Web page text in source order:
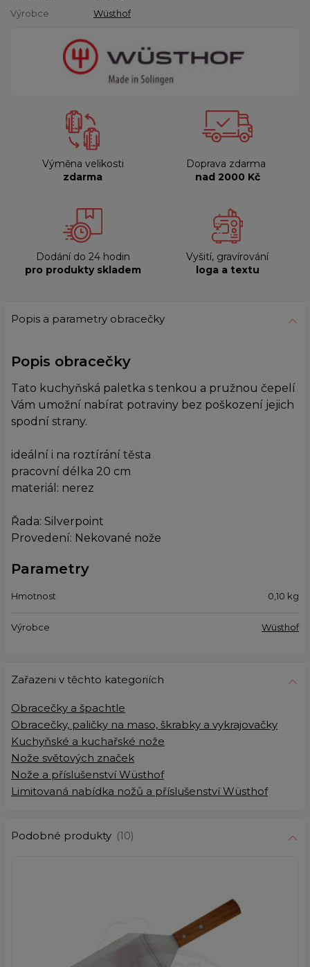
Výrobce
Wüsthof
Výměna velikosti
zdarma
Doprava zdarma
nad 2000 Kč
Dodání do 24 hodin
pro produkty skladem
Vyšití, gravírování
loga a textu
Popis a parametry obracečky
Popis obracečky
Tato kuchyňská paletka s tenkou a pružnou čepelí
Vám umožní nabírat potraviny bez poškození jejich
spodní strany.
ideální i na roztírání těsta
pracovní délka 20 cm
materiál: nerez
Řada: Silverpoint
Provedení: Nekované nože
Parametry
Hmotnost 0,10 kg
Výrobce Wüsthof
Zařazeni v těchto kategoriích
Obracečky a špachtle
Obracečky, paličky na maso, škrabky a vykrajovačky
Kuchyňské a kuchařské nože
Nože světových značek
Nože a příslušenství Wüsthof
Limitovaná nabídka nožů a příslušenství Wüsthof
Podobné produkty (10)